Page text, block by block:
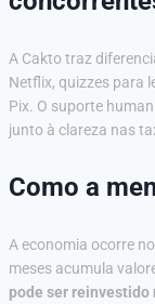
A Cakto traz
Netflix, quizzes para
Pix. O suporte
junto à clareza nas
Como a
A economia ocorre
meses acumula
pode ser reinvestido